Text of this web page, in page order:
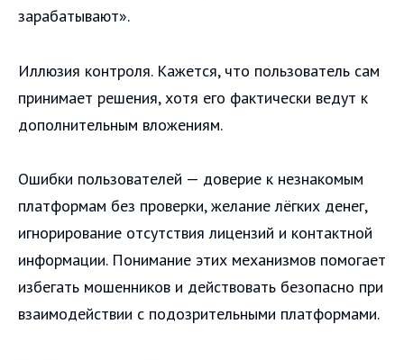
зарабатывают».
Иллюзия контроля. Кажется, что пользователь сам
принимает решения, хотя его фактически ведут к
дополнительным вложениям.
Ошибки пользователей — доверие к незнакомым
платформам без проверки, желание лёгких денег,
игнорирование отсутствия лицензий и контактной
информации. Понимание этих механизмов помогает
избегать мошенников и действовать безопасно при
взаимодействии с подозрительными платформами.